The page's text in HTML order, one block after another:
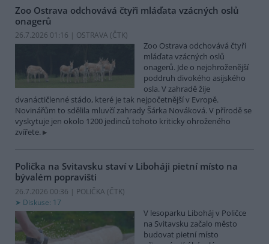
Zoo Ostrava odchovává čtyři mláďata vzácných oslů
onagerů
26.7.2026 01:16 | OSTRAVA (ČTK)
Zoo Ostrava odchovává čtyři
mláďata vzácných oslů
onagerů. Jde o nejohroženější
poddruh divokého asijského
osla. V zahradě žije
dvanáctičlenné stádo, které je tak nejpočetnější v Evropě.
Novinářům to sdělila mluvčí zahrady Šárka Nováková. V přírodě se
vyskytuje jen okolo 1200 jedinců tohoto kriticky ohroženého
zvířete.
Polička na Svitavsku staví v Liboháji pietní místo na
bývalém popravišti
26.7.2026 00:36 | POLIČKA (ČTK)
Diskuse: 17
V lesoparku Liboháj v Poličce
na Svitavsku začalo město
budovat pietní místo